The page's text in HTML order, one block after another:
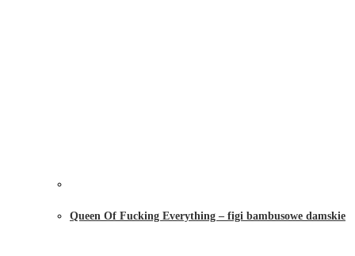
Queen Of Fucking Everything – figi bambusowe damskie